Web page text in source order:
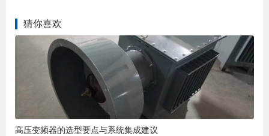
猜你喜欢
高压变频器的选型要点与系统集成建议